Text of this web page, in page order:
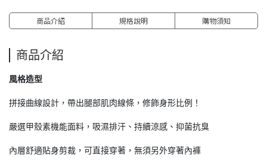
商品介紹 規格說明 購物須知
商品介紹
風格造型
拼接曲線設計，帶出腿部肌肉線條，修飾身形比例！
嚴選甲殼素機能面料，吸濕排汗、持續涼感、抑菌抗臭
內層舒適貼身剪裁，可直接穿著，無須另外穿著內褲